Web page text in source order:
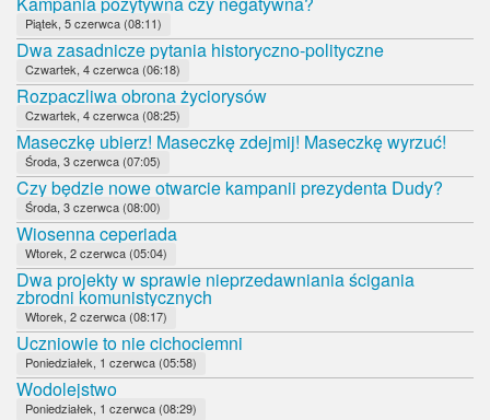
Piątek, 5 czerwca (08:11)
Dwa zasadnicze pytania historyczno-polityczne
Czwartek, 4 czerwca (06:18)
Rozpaczliwa obrona życiorysów
Czwartek, 4 czerwca (08:25)
Maseczkę ubierz! Maseczkę zdejmij! Maseczkę wyrzuć!
Środa, 3 czerwca (07:05)
Czy będzie nowe otwarcie kampanii prezydenta Dudy?
Środa, 3 czerwca (08:00)
Wiosenna ceperiada
Wtorek, 2 czerwca (05:04)
Dwa projekty w sprawie nieprzedawniania ścigania
zbrodni komunistycznych
Wtorek, 2 czerwca (08:17)
Uczniowie to nie cichociemni
Poniedziałek, 1 czerwca (05:58)
Wodolejstwo
Poniedziałek, 1 czerwca (08:29)